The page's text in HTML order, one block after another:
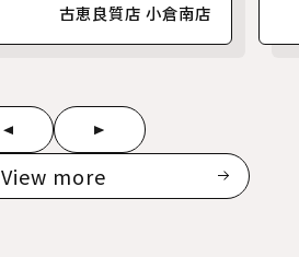
古恵良質店 小倉南店
View more